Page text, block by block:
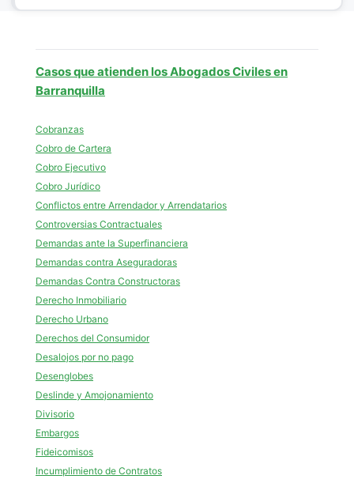
Casos que atienden los Abogados Civiles en
Barranquilla
Cobranzas
Cobro de Cartera
Cobro Ejecutivo
Cobro Jurídico
Conflictos entre Arrendador y Arrendatarios
Controversias Contractuales
Demandas ante la Superfinanciera
Demandas contra Aseguradoras
Demandas Contra Constructoras
Derecho Inmobiliario
Derecho Urbano
Derechos del Consumidor
Desalojos por no pago
Desenglobes
Deslinde y Amojonamiento
Divisorio
Embargos
Fideicomisos
Incumplimiento de Contratos